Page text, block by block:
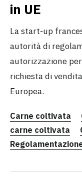
in UE
La start-up
autorità di
autorizzazione
richiesta di
Europea.
Carne coltivata
carne coltivata